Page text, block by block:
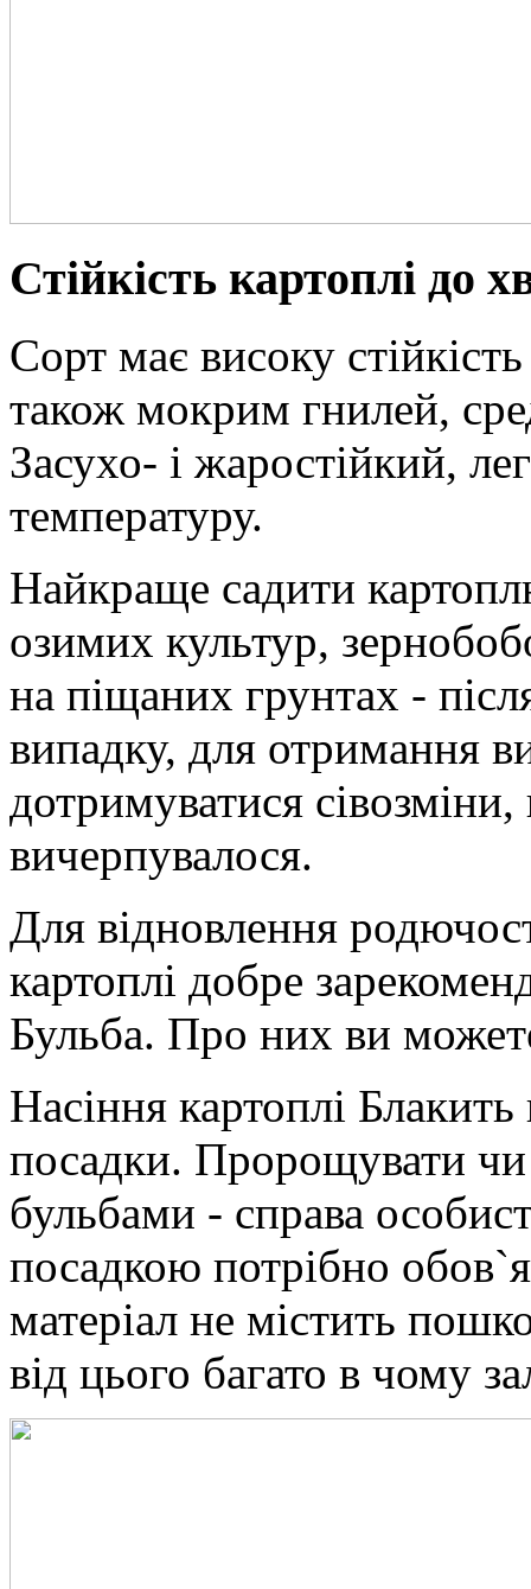
Стійкість картоплі до
Сорт має високу
також мокрим гнилей,
Засухо- і жаростійкий,
температуру.
Найкраще садити
озимих культур,
на піщаних грунтах -
випадку, для отримання
дотримуватися
вичерпувалося.
Для відновлення
картоплі добре
Бульба. Про них ви
Насіння картоплі
посадки. Пророщувати
бульбами - справа
посадкою потрібно
матеріал не містить
від цього багато в чому